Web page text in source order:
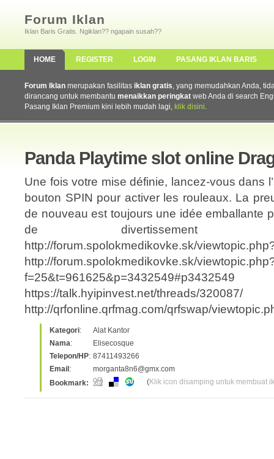
Forum Iklan
Iklan Baris Gratis. Ngiklan?? ngapain susah??
HOME REGISTER LOGIN PASANG IKLAN BARIS
Forum Iklan merupakan fasilitas iklan gratis, yang memudahkan Anda,
dirancang untuk membantu menaikkan peringkat web Anda di search
Pasang Iklan Premium kini lebih mudah lagi, klik disini.
Panda Playtime slot online
Une fois votre mise définie, lancez-vous dans
bouton SPIN pour activer les rouleaux. La
de nouveau est toujours une idée emballante
de divertissement
http://forum.spolokmedikovke.sk/
http://forum.spolokmedikovke.sk/
f=25&t=961625&p=3432549#p3432549
https://talk.hyipinvest.net/threads/320087/
http://qrfonline.qrfmag.com/qrfswap/
Kategori:
Alat Kantor
Nama:
Elisecosque
Telepon/HP: 87411493266
Email :
morganta8n6@gmx.com
Bookmark:
(Klik icon disamping untuk membuat